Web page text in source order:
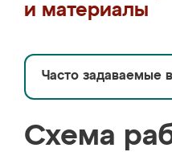
и материалы
Часто задаваемые
Схема